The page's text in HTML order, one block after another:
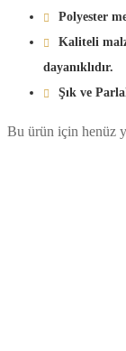
Polyester
Kaliteli
dayanıklıdır.
Şık ve
Bu ürün için henüz